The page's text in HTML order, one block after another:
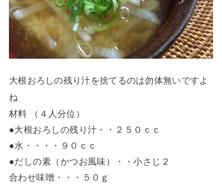
大根おろしの残り汁を捨てるのは勿体無いですよ
ね
材料 （４人分位）
●大根おろしの残り汁・・２５０ｃｃ
●水・・・・９０ｃｃ
●だしの素（かつお風味）・・小さじ２
合わせ味噌・・・５０ｇ